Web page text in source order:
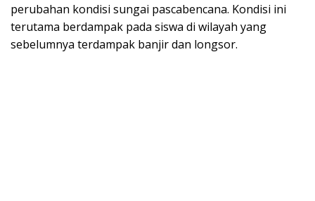
perubahan kondisi sungai pascabencana. Kondisi ini
terutama berdampak pada siswa di wilayah yang
sebelumnya terdampak banjir dan longsor.